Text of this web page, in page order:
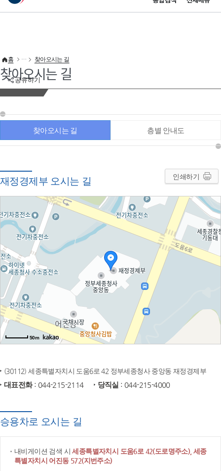
이 누리집은 대한민국 공식 전자정부 누리집입니다.
공유하기
홈 찾아오시는 길
찾아오시는 길
찾아오시는 길 층별 안내도
재정경제부 오시는 길 인쇄하기
50m
(30112) 세종특별자치시 도움6로 42 정부세종청사 중앙동 재정경제부
대표전화: 044-215-2114 당직실 : 044-215-4000
승용차로 오시는 길
내비게이션 검색 시세종특별자치시 도움6로 42(도로명주소), 세종
특별자치시 어진동 572(지번주소)